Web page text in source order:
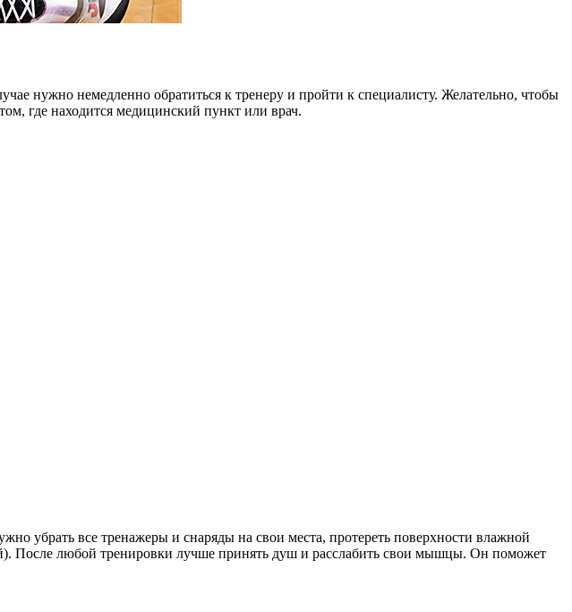
нужно немедленно обратиться к тренеру и пройти к специалисту. Желательно, чтобы
где находится медицинский пункт или врач.
убрать все тренажеры и снаряды на свои места, протереть поверхности влажной
После любой тренировки лучше принять душ и расслабить свои мышцы. Он поможет